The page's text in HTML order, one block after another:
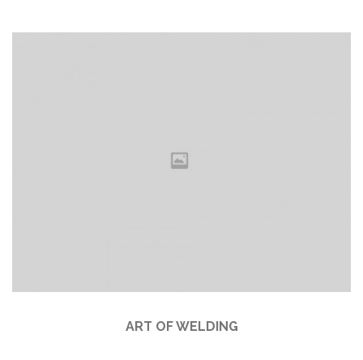
ART OF WELDING